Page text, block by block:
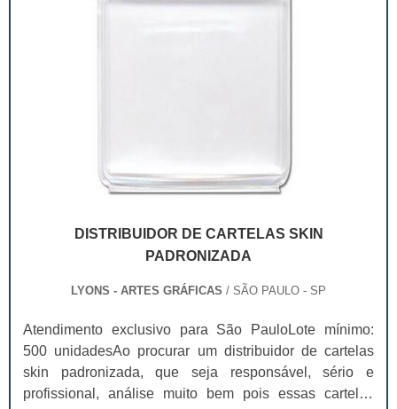
DISTRIBUIDOR DE CARTELAS SKIN
PADRONIZADA
LYONS - ARTES GRÁFICAS / SÃO PAULO - SP
Atendimento exclusivo para São PauloLote mínimo:
500 unidadesAo procurar um distribuidor de cartelas
skin padronizada, que seja responsável, sério e
profissional, análise muito bem pois essas cartelas